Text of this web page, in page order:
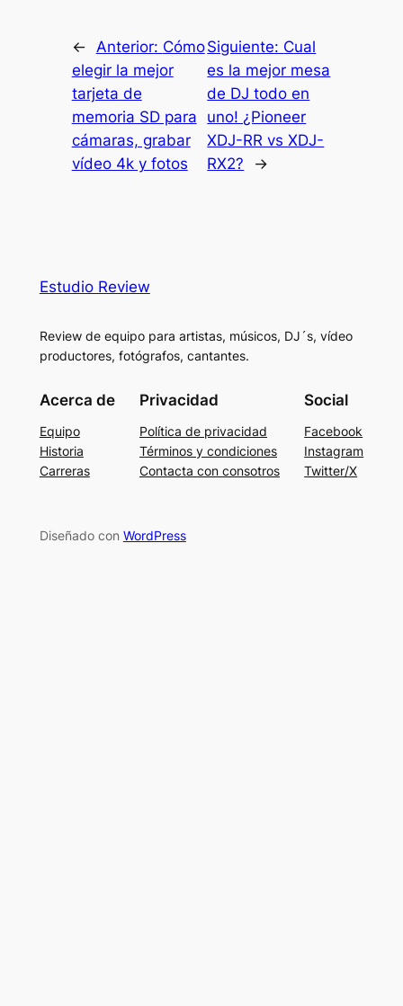
← Anterior: Cómo
elegir la mejor
tarjeta de
memoria SD para
cámaras, grabar
vídeo 4k y fotos
Siguiente: Cual
es la mejor mesa
de DJ todo en
uno! ¿Pioneer
XDJ-RR vs XDJ-
RX2?
→
Estudio Review
Review de equipo para artistas, músicos, DJ´s, vídeo
productores, fotógrafos, cantantes.
Acerca de
Equipo
Historia
Carreras
Privacidad
Política de privacidad
Términos y condiciones
Contacta con consotros
Social
Facebook
Instagram
Twitter/X
Diseñado con WordPress